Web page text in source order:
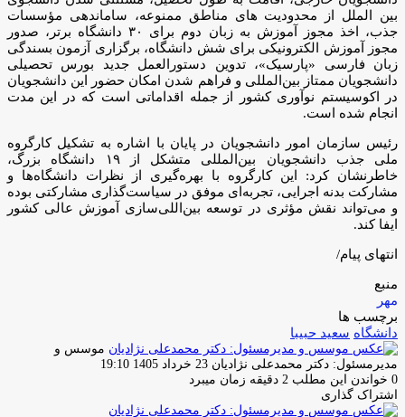
بین الملل از محدودیت های مناطق ممنوعه، ساماندهی مؤسسات
جذب، اخذ مجوز آموزش به زبان دوم برای ۳۰ دانشگاه برتر، صدور
مجوز آموزش الکترونیکی برای شش دانشگاه، برگزاری آزمون بسندگی
زبان فارسی «پارسیک»، تدوین دستورالعمل جدید بورس تحصیلی
دانشجویان ممتاز بین‌المللی و فراهم شدن امکان حضور این دانشجویان
در اکوسیستم نوآوری کشور از جمله اقداماتی است که در این مدت
انجام شده است.
رئیس سازمان امور دانشجویان در پایان با اشاره به تشکیل کارگروه
ملی جذب دانشجویان بین‌المللی متشکل از ۱۹ دانشگاه بزرگ،
خاطرنشان کرد: این کارگروه با بهره‌گیری از نظرات دانشگاه‌ها و
مشارکت بدنه اجرایی، تجربه‌ای موفق در سیاست‌گذاری مشارکتی بوده
و می‌تواند نقش مؤثری در توسعه بین‌اللی‌سازی آموزش عالی کشور
ایفا کند.
انتهای پیام/
منبع
مهر
برچسب ها
دانشگاه سعید حبیبا
موسس و
مدیرمسئول: دکتر محمدعلی نژادیان ارسال
ایمیل
23 خرداد 1405 19:10
0 خواندن این مطلب 2 دقیقه زمان میبرد
اشتراک گذاری
فیس
توئیتر
لینکدین
واتس
تلگرام
اشتراک
چاپ